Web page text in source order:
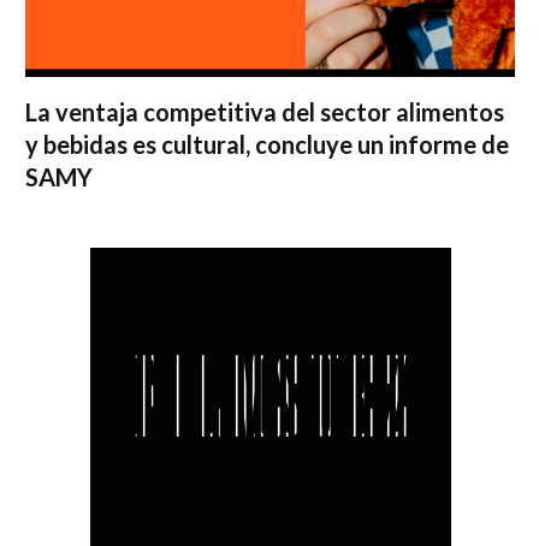
La ventaja competitiva del sector alimentos
y bebidas es cultural, concluye un informe de
SAMY